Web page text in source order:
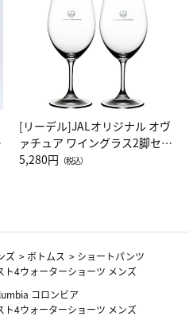
[リーデル]JALオリジナル オヴ
ァチュア ワイングラス2脚セッ
ト（レッドワイン）
5,280円 （税込）
ズ > ボトムス > ショートパンツ
4ウォーターショーツ メンズ
コロンビア
4ウォーターショーツ メンズ